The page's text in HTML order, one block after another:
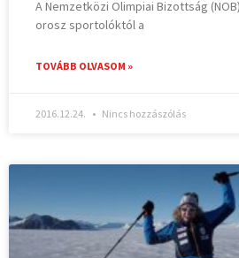
A Nemzetközi Olimpiai Bizottság
orosz sportolóktól a
TOVÁBB OLVASOM »
2016.12.24. Nincs hozzászólás